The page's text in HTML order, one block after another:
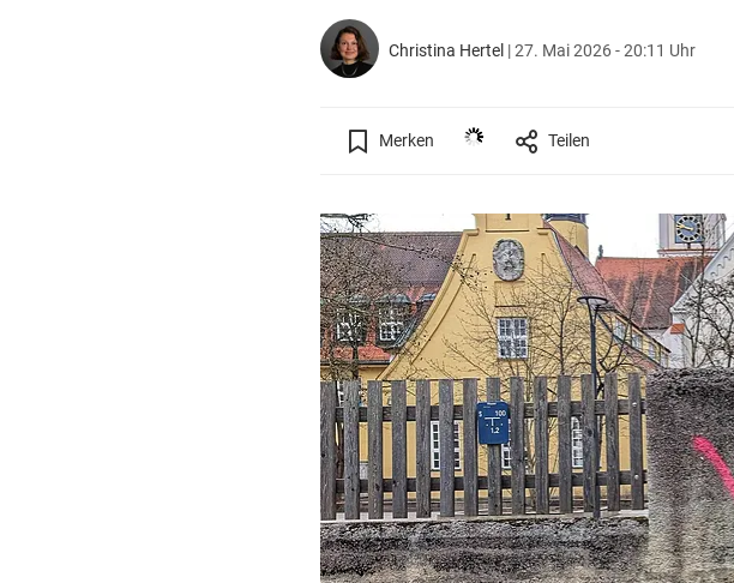
Christina Hertel |27. Mai 2026 - 20:11 Uhr
Merken Teilen